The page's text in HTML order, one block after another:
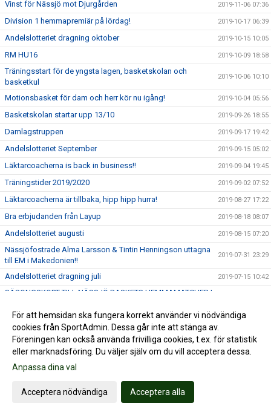
Vinst för Nässjö mot Djurgården 2019-11-06 07:36
Division 1 hemmapremiär på lördag! 2019-10-17 06:39
Andelslotteriet dragning oktober 2019-10-15 10:05
RM HU16 2019-10-09 18:58
Träningsstart för de yngsta lagen, basketskolan och
basketkul
2019-10-06 10:10
Motionsbasket för dam och herr kör nu igång! 2019-10-04 05:56
Basketskolan startar upp 13/10 2019-09-26 18:55
Damlagstruppen 2019-09-17 19:42
Andelslotteriet September 2019-09-15 05:02
Läktarcoacherna is back in business!! 2019-09-04 19:45
Träningstider 2019/2020 2019-09-02 07:52
Läktarcoacherna är tillbaka, hipp hipp hurra! 2019-08-27 17:22
Bra erbjudanden från Layup 2019-08-18 08:07
Andelslotteriet augusti 2019-08-15 07:20
Nässjöfostrade Alma Larsson & Tintin Henningson uttagna
till EM i Makedonien!!
2019-07-31 23:29
Andelslotteriet dragning juli 2019-07-15 10:42
SÄSONGSKORT TILL NÄSSJÖ BASKETS HEMMAMATCHER I
David Höök kallad till U20 landslaget 2019-07-04 08:31
Hanna Klingberg uttagen till framtidslandslaget junior 2019-07-02 10:25
Nässjöfostrade Veronika Mirkovic uttagen till landslaget 2019-07-02 10:12
Melina Curiander uttagen till EM i landslaget
Alma Larsson & Tintin Henningson nordiska mästare med
DU-16 landslaget
För att hemsidan ska fungera korrekt använder vi nödvändiga
cookies från SportAdmin. Dessa går inte att stänga av.
Föreningen kan också använda frivilliga cookies, t.ex. för statistik
eller marknadsföring. Du väljer själv om du vill acceptera dessa.
Anpassa dina val
Acceptera nödvändiga Acceptera alla